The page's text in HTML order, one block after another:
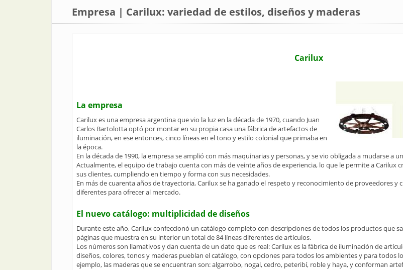
Empresa | Carilux: variedad de estilos, diseños y maderas
Carilux
La empresa
Carilux es una empresa argentina que vio la luz en la década de 1970, cuando Juan
Carlos Bartolotta optó por montar en su propia casa una fábrica de artefactos de
iluminación, en ese entonces, cinco líneas en el tono y estilo colonial que primaba en
la época.
En la década de 1990, la empresa se amplió con más maquinarias y personas, y se vio obligada a mudarse a
Actualmente, el equipo de trabajo cuenta con más de veinte años de experiencia, lo que le permite a Carilux
sus clientes, cumpliendo en tiempo y forma con sus necesidades.
En más de cuarenta años de trayectoria, Carilux se ha ganado el respeto y reconocimiento de proveedores
diferentes para ofrecer al mercado.
El nuevo catálogo: multiplicidad de diseños
Durante este año, Carilux confeccionó un catálogo completo con descripciones de todos los productos que
páginas que muestra en su interior un total de 84 líneas diferentes de artículos.
Los números son llamativos y dan cuenta de un dato que es real: Carilux es la fábrica de iluminación de
diseños, colores, tonos y maderas pueblan el catálogo, con opciones para todos los ambientes y para todos
ejemplo, las maderas que se encuentran son: algarrobo, nogal, cedro, peteribí, roble y haya, y conforman